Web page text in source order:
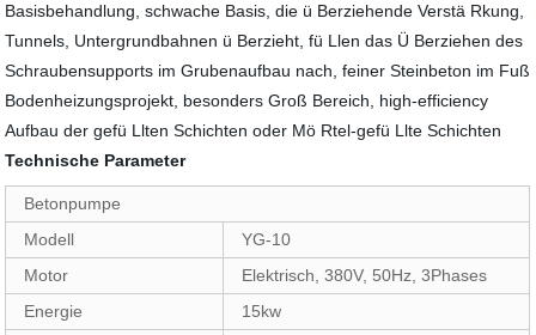
Basisbehandlung, schwache Basis, die ü Berziehende Verstä Rkung,
Tunnels, Untergrundbahnen ü Berzieht, fü Llen das Ü Berziehen des
Schraubensupports im Grubenaufbau nach, feiner Steinbeton im Fuß
Bodenheizungsprojekt, besonders Groß Bereich, high-efficiency
Aufbau der gefü Llten Schichten oder Mö Rtel-gefü Llte Schichten
Technische Parameter
Betonpumpe
Modell
YG-10
Motor
Elektrisch, 380V, 50Hz, 3Phases
Energie
15kw